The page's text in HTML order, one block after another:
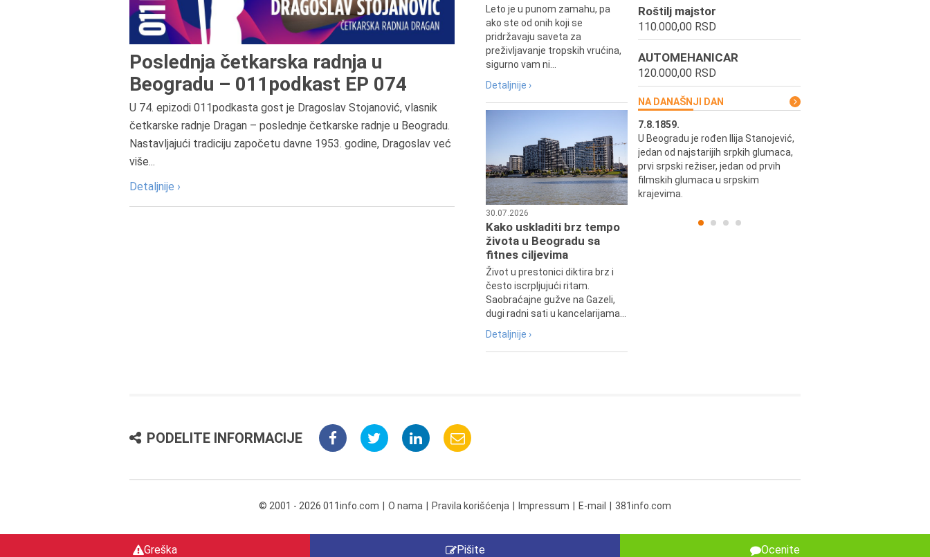
Poslednja četkarska radnja u
Beogradu – 011podkast EP 074
U 74. epizodi 011podkasta gost je Dragoslav Stojanović, vlasnik
četkarske radnje Dragan – poslednje četkarske radnje u Beogradu.
Nastavljajući tradiciju započetu davne 1953. godine, Dragoslav već
više...
Detaljnije ›
Leto je u punom zamahu, pa
ako ste od onih koji se
pridržavaju saveta za
preživljavanje tropskih vrućina,
sigurno vam ni...
Detaljnije ›
30.07.2026
Kako uskladiti brz tempo
života u Beogradu sa
fitnes ciljevima
Život u prestonici diktira brz i
često iscrpljujući ritam.
Saobraćajne gužve na Gazeli,
dugi radni sati u kancelarijama...
Detaljnije ›
Roštilj majstor
110.000,00 RSD
AUTOMEHANICAR
120.000,00 RSD
NA DANAŠNJI DAN
Preminula je Đurđija Cvetić,
pozorišna, filmska i TV glumica.
7.8.1859.
U Beogradu je rođen Ilija Stanojević,
jedan od najstarijih srpkih glumaca,
prvi srpski režiser, jedan od prvih
filmskih glumaca u srpskim
krajevima.
PODELITE INFORMACIJE
Greška Pišite Ocenite
© 2001 - 2026 011info.com O nama Pravila korišćenja Impressum E-mail 381info.com